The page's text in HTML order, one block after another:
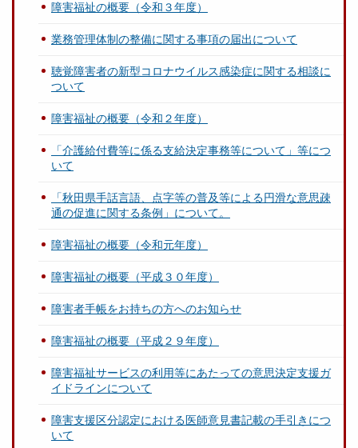
障害福祉の概要（令和３年度）
業務管理体制の整備に関する事項の届出について
聴覚障害者の新型コロナウイルス感染症に関する相談に
ついて
障害福祉の概要（令和２年度）
「介護給付費等に係る支給決定事務等について」等につ
いて
「秋田県手話言語、点字等の普及等による円滑な意思疎
通の促進に関する条例」について。
障害福祉の概要（令和元年度）
障害福祉の概要（平成３０年度）
障害者手帳をお持ちの方へのお知らせ
障害福祉の概要（平成２９年度）
障害福祉サービスの利用等にあたっての意思決定支援ガ
イドラインについて
障害支援区分認定における医師意見書記載の手引きにつ
いて